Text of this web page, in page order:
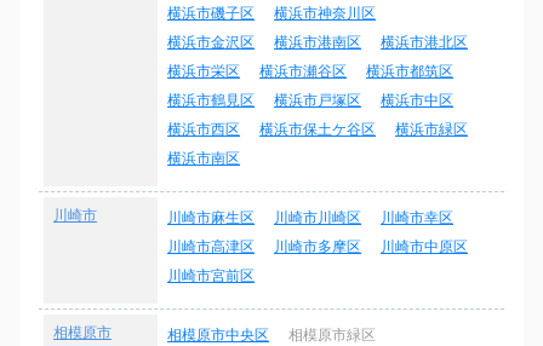
横浜市磯子区
横浜市神奈川区
横浜市金沢区
横浜市港南区
横浜市港北区
横浜市栄区
横浜市瀬谷区
横浜市都筑区
横浜市鶴見区
横浜市戸塚区
横浜市中区
横浜市西区
横浜市保土ケ谷区
横浜市緑区
横浜市南区
川崎市 川崎市麻生区 川崎市川崎区
川崎市幸区
川崎市高津区
川崎市多摩区
川崎市中原区
川崎市宮前区
相模原市 相模原市中央区
相模原市緑区